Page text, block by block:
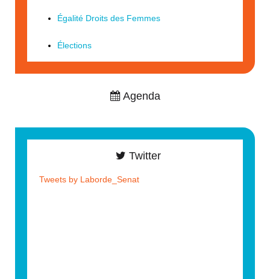
Égalité Droits des Femmes
Élections
Agenda
Twitter
Tweets by Laborde_Senat